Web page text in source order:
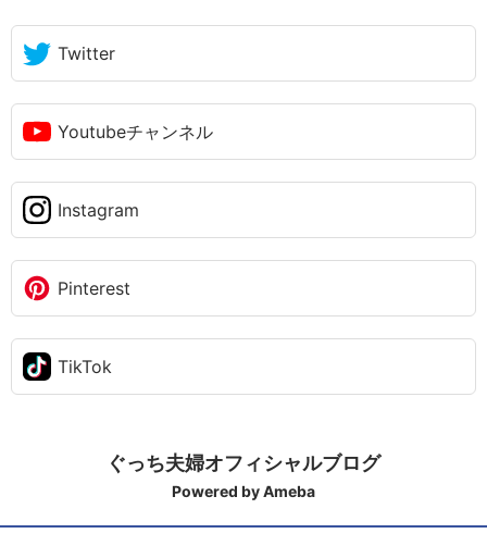
Twitter
Youtubeチャンネル
Instagram
Pinterest
TikTok
ぐっち夫婦オフィシャルブログ
Powered by Ameba